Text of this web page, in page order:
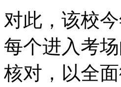
对此，该校
每个进入考
核对，以全